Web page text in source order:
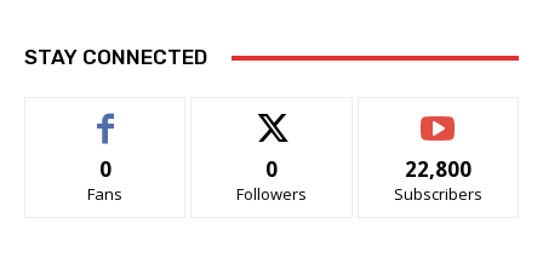
STAY CONNECTED
0
Fans
0
Followers
22,800
Subscribers